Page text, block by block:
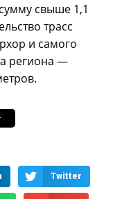
свыше 1,1
трасс
и самого
региона —
Twitter